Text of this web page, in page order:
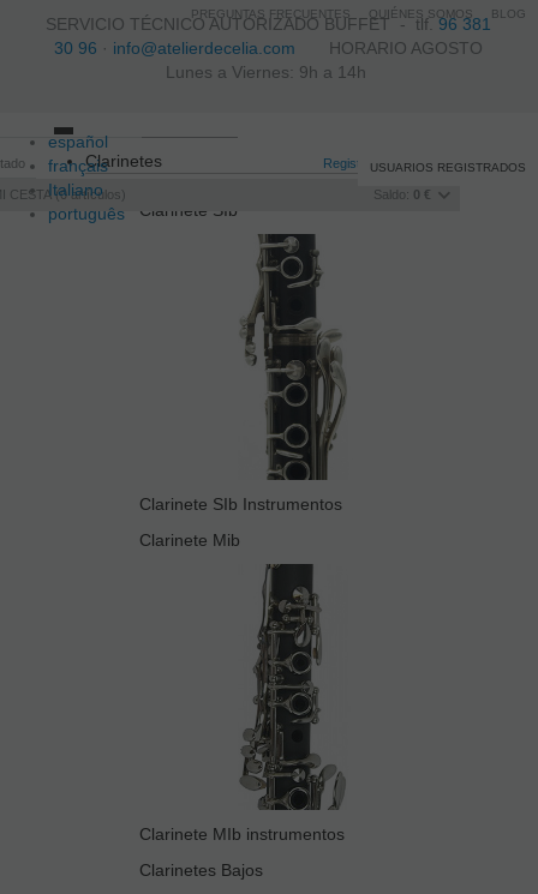
SERVICIO TÉCNICO AUTORIZADO BUFFET -tlf.96 381
30 96 · info@atelierdecelia.com HORARIO AGOSTO
Lunes a Viernes: 9h a 14h
español
français
Italiano
português
Registro /Iniciar sesión
CESTA 0artículos Saldo: 0 €
USUARIOS REGISTRADOS
Toggle
navigation
Clarinetes
Clarinete SIb
Clarinete SIb Instrumentos
Clarinete Mib
Clarinete MIb instrumentos
Clarinetes Bajos
PREGUNTAS FRECUENTES QUIÉNES SOMOS BLOG